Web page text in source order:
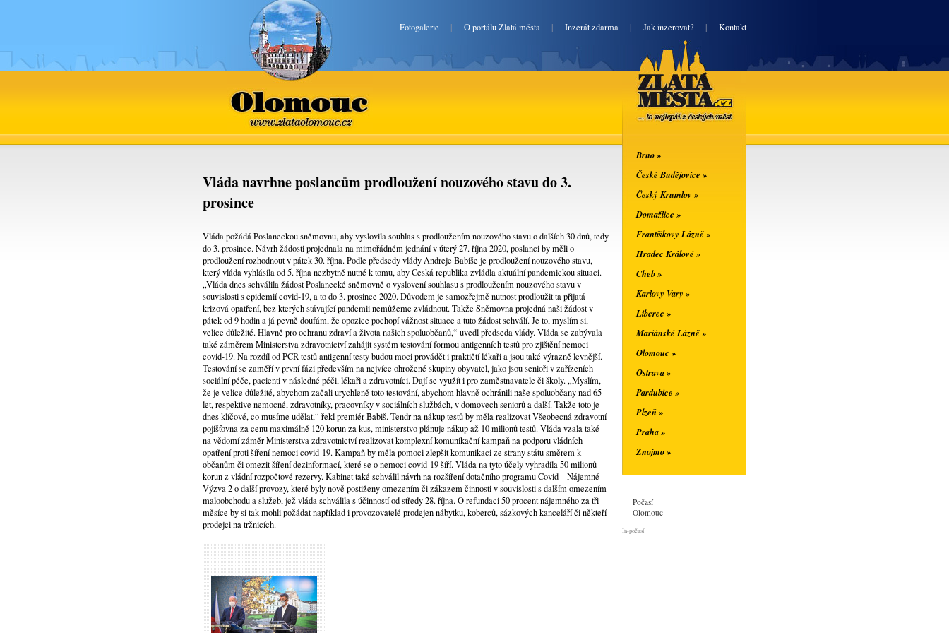
Fotogalerie | O portálu Zlatá města | Inzerát zdarma | Jak inzerovat? | Kontakt
Olomouc
www.zlataolomouc.cz
Vláda navrhne poslancům prodloužení nouzového stavu do 3.
prosince
Vláda požádá Poslaneckou sněmovnu, aby vyslovila souhlas s prodloužením nouzového stavu o dalších 30 dnů, tedy
do 3. prosince. Návrh žádosti projednala na mimořádném jednání v úterý 27. října 2020, poslanci by měli o
prodloužení rozhodnout v pátek 30. října. Podle předsedy vlády Andreje Babiše je prodloužení nouzového stavu,
který vláda vyhlásila od 5. října nezbytně nutné k tomu, aby Česká republika zvládla aktuální pandemickou situaci.
„Vláda dnes schválila žádost Poslanecké sněmovně o vyslovení souhlasu s prodloužením nouzového stavu v
souvislosti s epidemií covid-19, a to do 3. prosince 2020. Důvodem je samozřejmě nutnost prodloužit ta přijatá
krizová opatření, bez kterých stávající pandemii nemůžeme zvládnout. Takže Sněmovna projedná naši žádost v
pátek od 9 hodin a já pevně doufám, že opozice pochopí vážnost situace a tuto žádost schválí. Je to, myslím si,
velice důležité. Hlavně pro ochranu zdraví a života našich spoluobčanů,“ uvedl předseda vlády. Vláda se zabývala
také záměrem Ministerstva zdravotnictví zahájit systém testování formou antigenních testů pro zjištění nemoci
covid-19. Na rozdíl od PCR testů antigenní testy budou moci provádět i praktičtí lékaři a jsou také výrazně levnější.
Testování se zaměří v první fázi především na nejvíce ohrožené skupiny obyvatel, jako jsou senioři v zařízeních
sociální péče, pacienti v následné péči, lékaři a zdravotníci. Dají se využít i pro zaměstnavatele či školy. „Myslím,
že je velice důležité, abychom začali urychleně toto testování, abychom hlavně ochránili naše spoluobčany nad 65
let, respektive nemocné, zdravotníky, pracovníky v sociálních službách, v domovech seniorů a další. Takže toto je
dnes klíčové, co musíme udělat,“ řekl premiér Babiš. Tendr na nákup testů by měla realizovat Všeobecná zdravotní
pojišťovna za cenu maximálně 120 korun za kus, ministerstvo plánuje nákup až 10 milionů testů. Vláda vzala také
na vědomí záměr Ministerstva zdravotnictví realizovat komplexní komunikační kampaň na podporu vládních
opatření proti šíření nemoci covid-19. Kampaň by měla pomoci zlepšit komunikaci ze strany státu směrem k
občanům či omezit šíření dezinformací, které se o nemoci covid-19 šíří. Vláda na tyto účely vyhradila 50 milionů
korun z vládní rozpočtové rezervy. Kabinet také schválil návrh na rozšíření dotačního programu Covid – Nájemné
Výzva 2 o další provozy, které byly nově postiženy omezením či zákazem činnosti v souvislosti s dalším omezením
maloobchodu a služeb, jež vláda schválila s účinností od středy 28. října. O refundaci 50 procent nájemného za tři
měsíce by si tak mohli požádat například i provozovatelé prodejen nábytku, koberců, sázkových kanceláří či někteří
prodejci na tržnicích.
Zlatá města
... to nejlepší z
českých měst
Brno »
České Budějovice »
Český Krumlov »
Domažlice »
Františkovy Lázně »
Hradec Králové »
Cheb »
Karlovy Vary »
Liberec »
Mariánské Lázně »
Olomouc »
Ostrava »
Pardubice »
Plzeň »
Praha »
Znojmo »
Počasí
Olomouc
In-počasí